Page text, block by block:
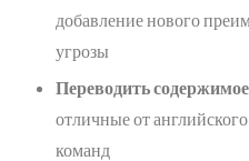
добавление нового
угрозы
Переводить
отличные от
команд